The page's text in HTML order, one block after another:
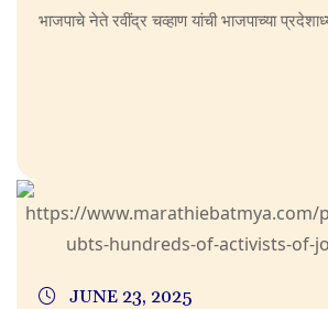
भाजपाचे नेते रवींद्र चव्हाण यांची भाजपाच्या
JUNE 23, 2025